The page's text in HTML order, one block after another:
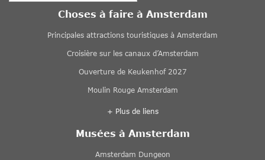
Choses à faire à Amsterdam
Principales attractions touristiques à Amsterdam
Croisière sur les canaux d’Amsterdam
Ouverture de Keukenhof 2027
Moulin Rouge Amsterdam
+ Plus de liens
Musées à Amsterdam
Amsterdam Dungeon